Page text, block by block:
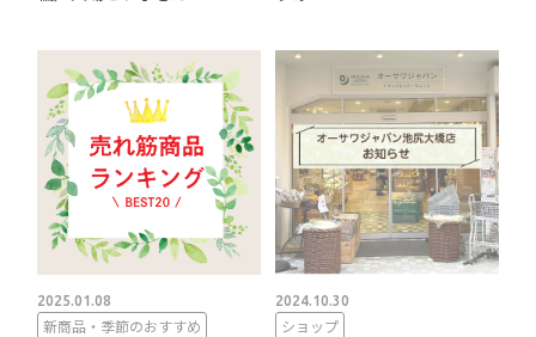
2025.01.08
新商品・季節のおすすめ
2024.10.30
ショップ